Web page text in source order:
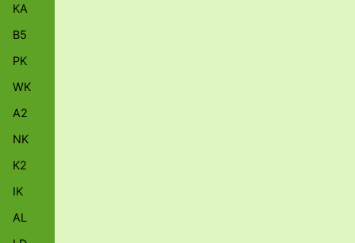
KA
B5
PK
WK
A2
NK
K2
IK
AL